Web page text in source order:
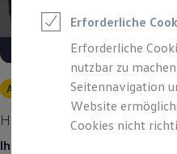
Leasing
Leasing-
Junge
Elektroauto
Kleinwagen-
Leasing ohne
Finanzierung
Angebot gültig bis 30.09.2026
Heiß begehrt. Kühl
Ihr Traumauto? Heiß begehrt.
Erforderliche
Erforderliche
nutzbar zu
Seitennavigation
Website
Cookies nicht